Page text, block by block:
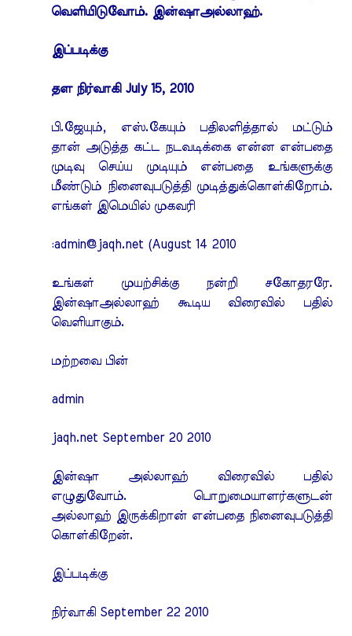
வெளியிடுவோம். இன்ஷாஅல்லாஹ்.
இப்படிக்கு
தள நிர்வாகி July 15, 2010
பி.ஜேயும், எஸ்.கேயும் பதிலளித்தால் மட்டும்
தான் அடுத்த கட்ட நடவடிக்கை என்ன என்பதை
முடிவு செய்ய முடியும் என்பதை உங்களுக்கு
மீண்டும் நினைவுபடுத்தி முடித்துக்கொள்கிறோம்.
எங்கள் இமெயில் முகவரி
:admin@jaqh.net (August 14 2010
உங்கள் முயற்சிக்கு நன்றி சகோதரரே.
இன்ஷாஅல்லாஹ் கூடிய விரைவில் பதில்
வெளியாகும்.
மற்றவை பின்
admin
jaqh.net September 20 2010
இன்ஷா அல்லாஹ் விரைவில் பதில்
எழுதுவோம். பொறுமையாளர்களுடன்
அல்லாஹ் இருக்கிறான் என்பதை நினைவுபடுத்தி
கொள்கிறேன்.
இப்படிக்கு
நிர்வாகி September 22 2010